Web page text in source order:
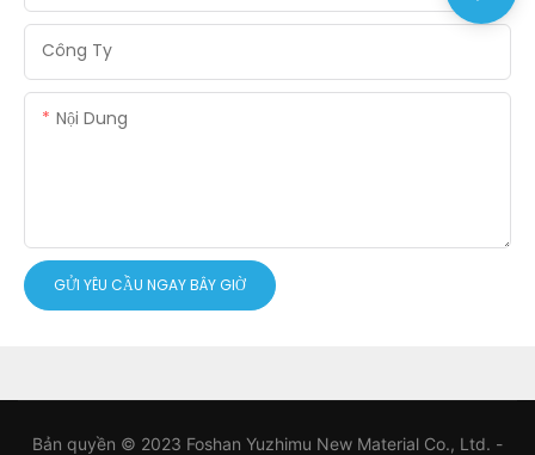
Công Ty
Nội Dung
GỬI YÊU CẦU NGAY BÂY GIỜ
Bản quyền © 2023 Foshan Yuzhimu New Material Co., Ltd. -